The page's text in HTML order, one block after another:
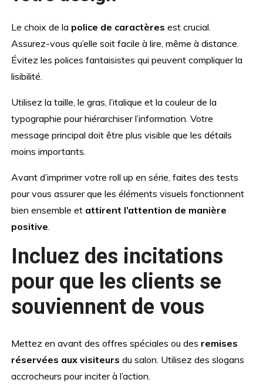
Le choix de la police de caractères est crucial.
Assurez-vous qu’elle soit facile à lire, même à distance.
Évitez les polices fantaisistes qui peuvent compliquer la
lisibilité.
Utilisez la taille, le gras, l’italique et la couleur de la
typographie pour hiérarchiser l’information. Votre
message principal doit être plus visible que les détails
moins importants.
Avant d’imprimer votre roll up en série, faites des tests
pour vous assurer que les éléments visuels fonctionnent
bien ensemble et attirent l’attention de manière
positive.
Incluez des incitations
pour que les clients se
souviennent de vous
Mettez en avant des offres spéciales ou des remises
réservées aux visiteurs du salon. Utilisez des slogans
accrocheurs pour inciter à l’action.